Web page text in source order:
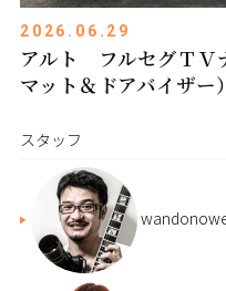
2026.06.29
アルト フルセグＴＶ
マット＆ドアバイザー
スタッフ